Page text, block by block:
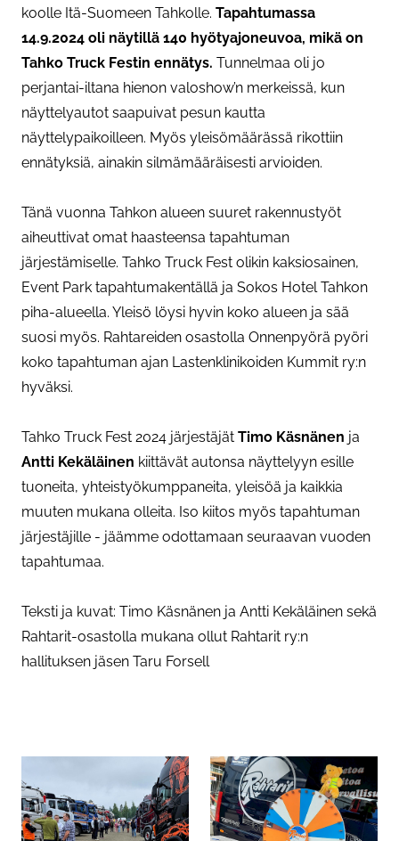
koolle Itä-Suomeen Tahkolle. Tapahtumassa
14.9.2024 oli näytillä 140 hyötyajoneuvoa, mikä on
Tahko Truck Festin ennätys. Tunnelmaa oli jo
perjantai-iltana hienon valoshow’n merkeissä, kun
näyttelyautot saapuivat pesun kautta
näyttelypaikoilleen. Myös yleisömäärässä rikottiin
ennätyksiä, ainakin silmämääräisesti arvioiden.
Tänä vuonna Tahkon alueen suuret rakennustyöt
aiheuttivat omat haasteensa tapahtuman
järjestämiselle. Tahko Truck Fest olikin kaksiosainen,
Event Park tapahtumakentällä ja Sokos Hotel Tahkon
piha-alueella. Yleisö löysi hyvin koko alueen ja sää
suosi myös. Rahtareiden osastolla Onnenpyörä pyöri
koko tapahtuman ajan Lastenklinikoiden Kummit ry:n
hyväksi.
Tahko Truck Fest 2024 järjestäjät Timo Käsnänen ja
Antti Kekäläinen kiittävät autonsa näyttelyyn esille
tuoneita, yhteistyökumppaneita, yleisöä ja kaikkia
muuten mukana olleita. Iso kiitos myös tapahtuman
järjestäjille - jäämme odottamaan seuraavan vuoden
tapahtumaa.
Teksti ja kuvat: Timo Käsnänen ja Antti Kekäläinen sekä
Rahtarit-osastolla mukana ollut Rahtarit ry:n
hallituksen jäsen Taru Forsell